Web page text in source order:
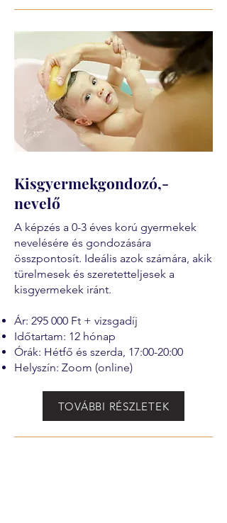
Kisgyermekgondozó,-
nevelő
A képzés a 0-3 éves korú gyermekek
nevelésére és gondozására
összpontosít. Ideális azok számára, akik
türelmesek és szeretetteljesek a
kisgyermekek iránt.
Ár: 295 000 Ft + vizsgadíj
Időtartam: 12 hónap
Órák: Hétfő és szerda, 17:00-20:00
Helyszín: Zoom (online)
TOVÁBBI RÉSZLETEK